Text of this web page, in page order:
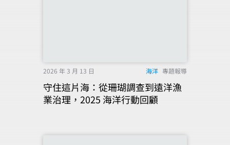
2026 年 3 月 13 日 海洋 專題報導
守住這片海：從珊瑚調查到遠洋漁
業治理，2025 海洋行動回顧